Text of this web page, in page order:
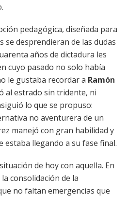
pedagógica, diseñada para
se desprendieran de las dudas
años de dictadura les
cuyo pasado no solo había
le gustaba recordar a Ramón
al estrado sin tridente, ni
lo que se propuso:
no aventurera de un
manejó con gran habilidad y
estaba llegando a su fase final.
de hoy con aquella. En
consolidación de la
no faltan emergencias que